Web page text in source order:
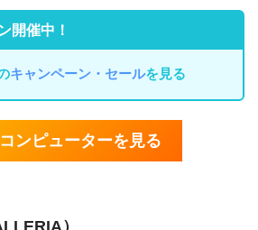
開催中！
キャンペーン・セールを見る
ンピューターを見る